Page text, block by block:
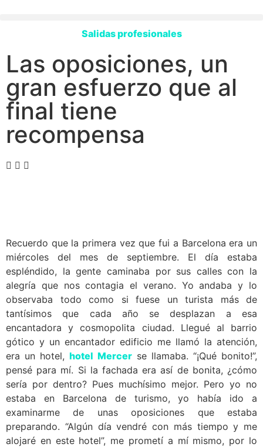
Salidas profesionales
Las oposiciones, un
gran esfuerzo que al
final tiene
recompensa
Recuerdo que la primera vez que fui a Barcelona era un
miércoles del mes de septiembre. El día estaba
espléndido, la gente caminaba por sus calles con la
alegría que nos contagia el verano. Yo andaba y lo
observaba todo como si fuese un turista más de
tantísimos que cada año se desplazan a esa
encantadora y cosmopolita ciudad. Llegué al barrio
gótico y un encantador edificio me llamó la atención,
era un hotel,hotel Mercerse llamaba. “¡Qué bonito!”,
pensé para mí. Si la fachada era así de bonita, ¿cómo
sería por dentro? Pues muchísimo mejor. Pero yo no
estaba en Barcelona de turismo, yo había ido a
examinarme de unas oposiciones que estaba
preparando. “Algún día vendré con más tiempo y me
alojaré en este hotel”, me prometí a mí mismo, por lo